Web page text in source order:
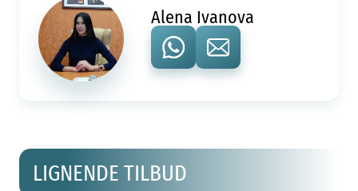
Alena Ivanova
LIGNENDE TILBUD